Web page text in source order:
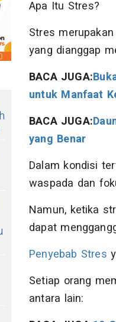
Apa Itu Stres?
Stres
yang dianggap
BACA JUGA:
untuk Manfaat
BACA JUGA:
yang Benar
Dalam kondisi
waspada dan
Namun, ketika
dapat
Penyebab Stres
Setiap orang
antara lain: